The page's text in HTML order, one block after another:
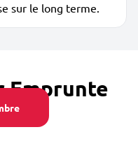
sur le long terme.
Emprunte